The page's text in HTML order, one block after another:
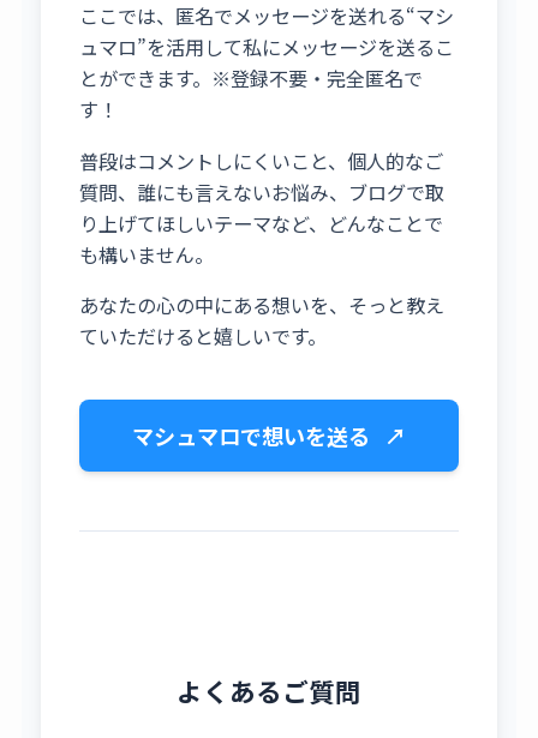
ここでは、匿名でメッセージを送れる“マシ
ュマロ”を活用して私にメッセージを送るこ
とができます。※登録不要・完全匿名で
す！
普段はコメントしにくいこと、個人的なご
質問、誰にも言えないお悩み、ブログで取
り上げてほしいテーマなど、どんなことで
も構いません。
あなたの心の中にある想いを、そっと教え
ていただけると嬉しいです。
マシュマロで想いを送る ↗
よくあるご質問